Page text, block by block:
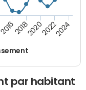
20162018202020222024
par habitant